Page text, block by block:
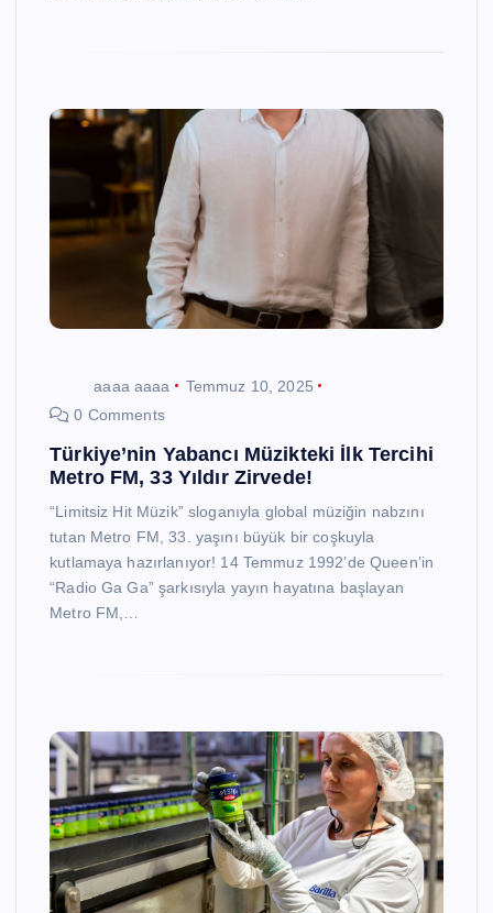
aaaa aaaa
Temmuz 10, 2025
0 Comments
Türkiye’nin Yabancı Müzikteki İlk Tercihi
Metro FM, 33 Yıldır Zirvede!
“Limitsiz Hit Müzik” sloganıyla global müziğin nabzını
tutan Metro FM, 33. yaşını büyük bir coşkuyla
kutlamaya hazırlanıyor! 14 Temmuz 1992’de Queen’in
“Radio Ga Ga” şarkısıyla yayın hayatına başlayan
Metro FM,…